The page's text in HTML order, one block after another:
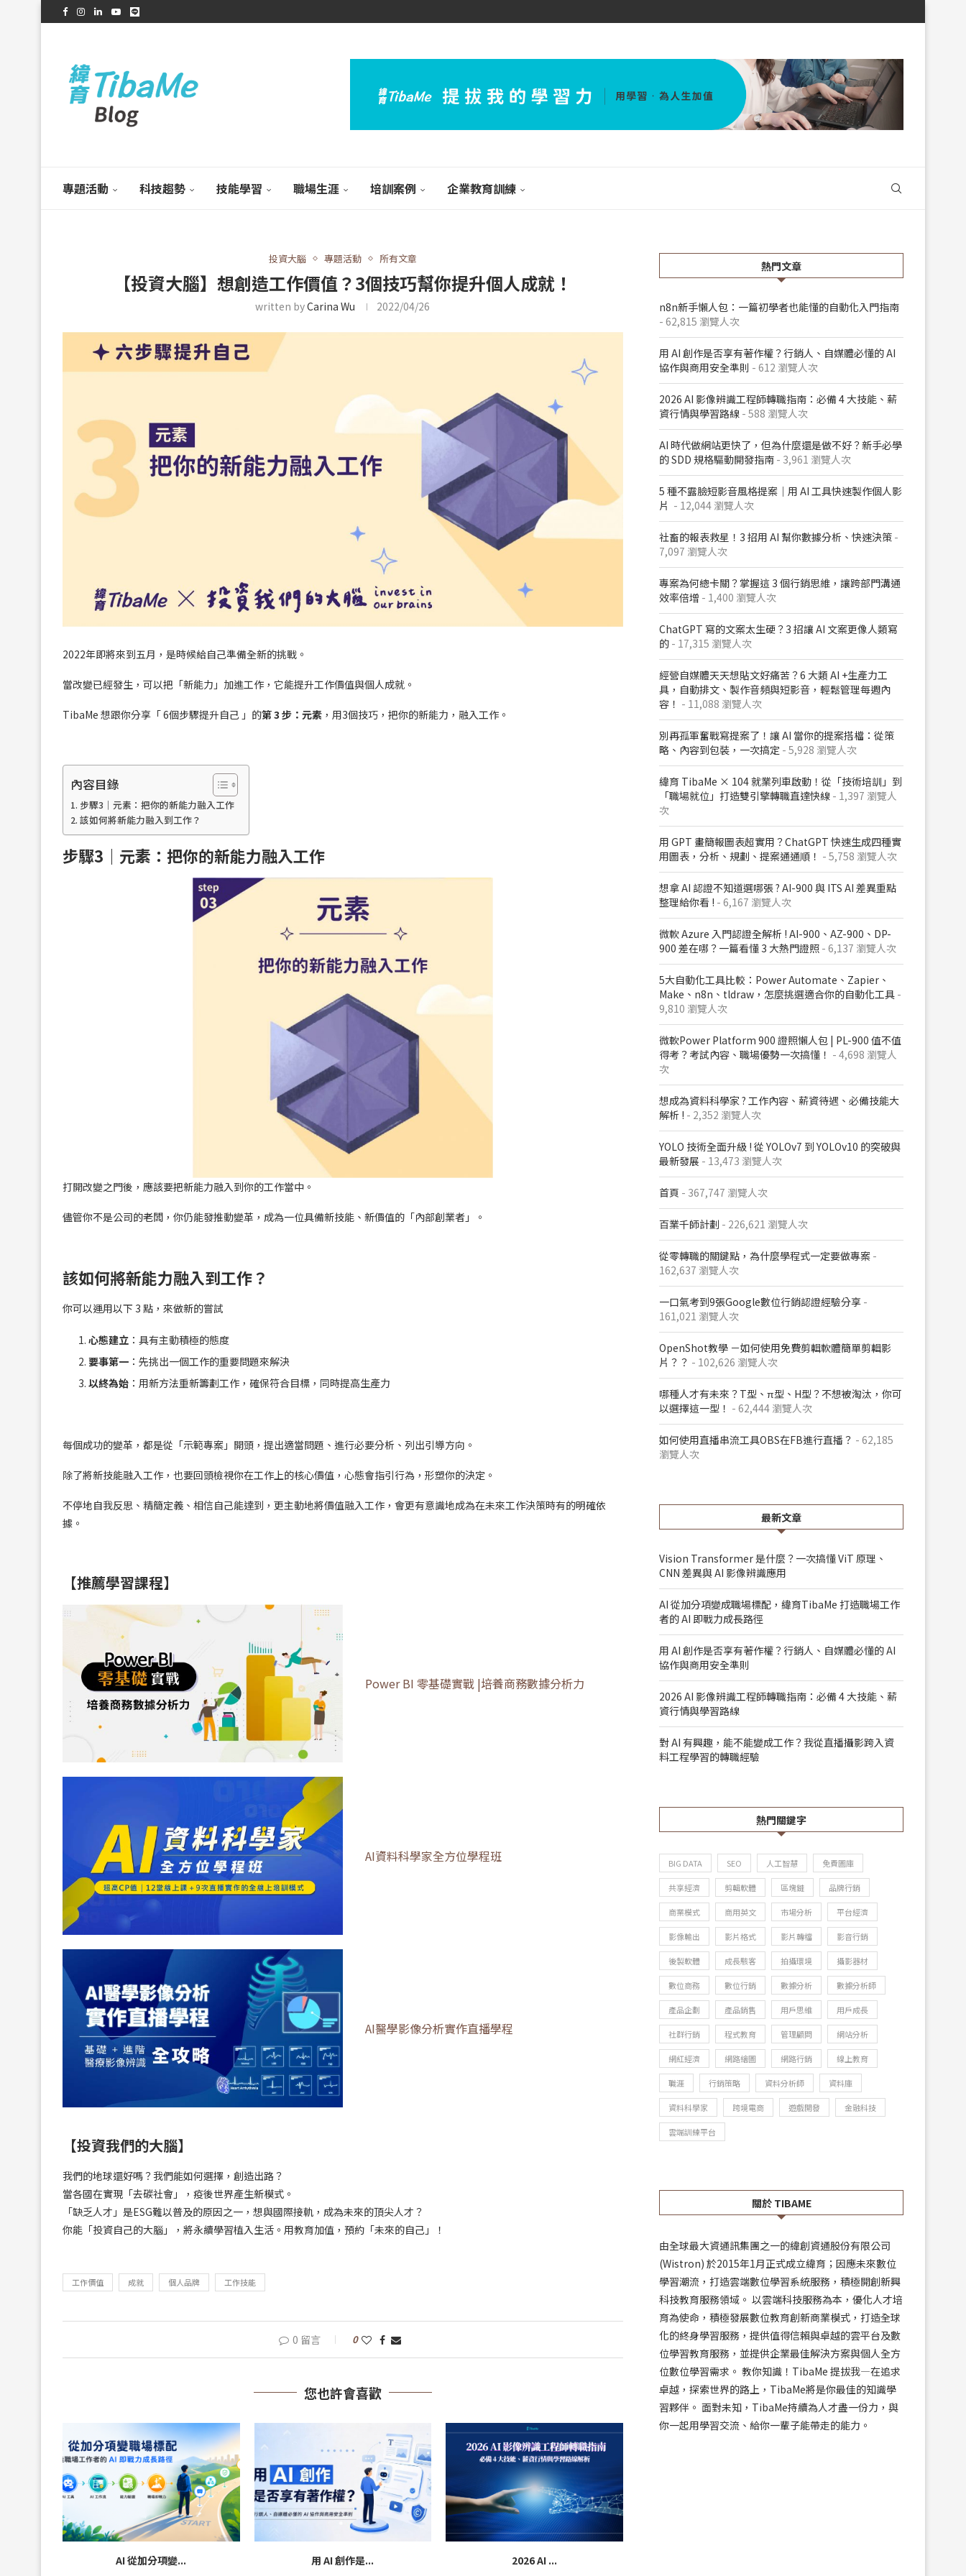
專題活動 科技趨勢 技能學習 職場生涯 培訓案例 企業教育訓練
投資大腦 專題活動 所有文章
【投資大腦】想創造工作價值？3個技巧幫你提升個人成就！
written byCarina Wu 2022/04/26
2022年即將來到五月，是時候給自己準備全新的挑戰。
當改變已經發生，可以把「新能力」加進工作，它能提升工作價值與個人成就。
TibaMe 想跟你分享「 6個步驟提升自己 」的第 3 步：元素 ，用3個技巧，把你的新能力，融入工作。
內容目錄
步驟3｜元素：把你的新能力融入工作
該如何將新能力融入到工作？
步驟3｜元素：把你的新能力融入工作
打開改變之門後，應該要把新能力融入到你的工作當中。
儘管你不是公司的老闆，你仍能發推動變革，成為一位具備新技能、新價值的「內部創業者」。
該如何將新能力融入到工作？
你可以運用以下 3 點，來做新的嘗試
心態建立 ：具有主動積極的態度
要事第一 ：先挑出一個工作的重要問題來解決
以終為始 ：用新方法重新籌劃工作，確保符合目標，同時提高生產力
每個成功的變革，都是從「示範專案」開頭，提出適當問題、進行必要分析、列出引導方向。
除了將新技能融入工作，也要回頭檢視你在工作上的核心價值，心態會指引行為，形塑你的決定。
不停地自我反思、精簡定義、相信自己能達到，更主動地將價值融入工作，會更有意識地成為在未來工作決策時有的明確依
據。
【推薦學習課程】
Power BI 零基礎實戰 |培養商務數據分析力
AI資料科學家全方位學程班
AI醫學影像分析實作直播學程
【投資我們的大腦】
我們的地球還好嗎？我們能如何選擇，創造出路？
當各國在實現「去碳社會」，疫後世界產生新模式。
「缺乏人才」是ESG難以普及的原因之一，想與國際接軌，成為未來的頂尖人才？
你能「投資自己的大腦」，將永續學習植入生活。用教育加值，預約「未來的自己」！
工作價值 成就 個人品牌 工作技能
0 留言 0
您也許會喜歡
AI 從加分項變... 用 AI 創作是... 2026 AI ...
熱門文章
n8n新手懶人包：一篇初學者也能懂的自動化入門指南
- 62,815 瀏覽人次
用 AI 創作是否享有著作權？行銷人、自媒體必懂的 AI
協作與商用安全準則 - 612 瀏覽人次
2026 AI 影像辨識工程師轉職指南：必備 4 大技能、薪
資行情與學習路線 - 588 瀏覽人次
AI 時代做網站更快了，但為什麼還是做不好？新手必學
的 SDD 規格驅動開發指南 - 3,961 瀏覽人次
5 種不露臉短影音風格提案｜用 AI 工具快速製作個人影
片 - 12,044 瀏覽人次
社畜的報表救星！3 招用 AI 幫你數據分析、快速決策 -
7,097 瀏覽人次
專案為何總卡關？掌握這 3 個行銷思維，讓跨部門溝通
效率倍增 - 1,400 瀏覽人次
ChatGPT 寫的文案太生硬？3 招讓 AI 文案更像人類寫
的 - 17,315 瀏覽人次
經營自媒體天天想貼文好痛苦？6 大類 AI +生產力工
具，自動排文、製作音頻與短影音，輕鬆管理每週內
容！ - 11,088 瀏覽人次
別再孤軍奮戰寫提案了！讓 AI 當你的提案搭檔：從策
略、內容到包裝，一次搞定 - 5,928 瀏覽人次
緯育 TibaMe × 104 就業列車啟動！從「技術培訓」到
「職場就位」打造雙引擎轉職直達快線 - 1,397 瀏覽人
次
用 GPT 畫簡報圖表超實用？ChatGPT 快速生成四種實
用圖表，分析、規劃、提案通通順！ - 5,758 瀏覽人次
想拿 AI 認證不知道選哪張 ? AI-900 與 ITS AI 差異重點
整理給你看 ! - 6,167 瀏覽人次
微軟 Azure 入門認證全解析​ ! AI-900、AZ-900、DP-
900 差在哪？​一篇看懂 3 大熱門證照​ - 6,137 瀏覽人次
5大自動化工具比較：Power Automate、Zapier、
Make、n8n、tldraw，怎麼挑選適合你的自動化工具 -
9,810 瀏覽人次
微軟Power Platform 900​ 證照懶人包​ | PL-900 值不值
得考？考試內容、職場優勢一次搞懂​！ - 4,698 瀏覽人
次
想成為資料科學家 ? 工作內容、薪資待遇、必備技能大
解析 ! - 2,352 瀏覽人次
YOLO 技術全面升級 ! 從 YOLOv7 到 YOLOv10 的突破與
最新發展 - 13,473 瀏覽人次
首頁 - 367,747 瀏覽人次
百業千師計劃 - 226,621 瀏覽人次
從零轉職的關鍵點，為什麼學程式一定要做專案 -
162,637 瀏覽人次
一口氣考到9張Google數位行銷認證經驗分享 -
161,021 瀏覽人次
OpenShot教學 －如何使用免費剪輯軟體簡單剪輯影
片？？ - 102,626 瀏覽人次
哪種人才有未來？T型、π型、H型？不想被淘汰，你可
以選擇這一型！ - 62,444 瀏覽人次
如何使用直播串流工具OBS在FB進行直播？ - 62,185
瀏覽人次
最新文章
Vision Transformer 是什麼？一次搞懂 ViT 原理、
CNN 差異與 AI 影像辨識應用
AI 從加分項變成職場標配，緯育TibaMe 打造職場工作
者的 AI 即戰力成長路徑
用 AI 創作是否享有著作權？行銷人、自媒體必懂的 AI
協作與商用安全準則
2026 AI 影像辨識工程師轉職指南：必備 4 大技能、薪
資行情與學習路線
對 AI 有興趣，能不能變成工作？我從直播攝影跨入資
料工程學習的轉職經驗
熱門關鍵字
BIG DATA SEO 人工智慧 免費圖庫
共享經濟 剪輯軟體 區塊鏈 品牌行銷
商業模式 商用英文 市場分析 平台經濟
影像輸出 影片格式 影片轉檔 影音行銷
後製軟體 成長駭客 拍攝環境 攝影器材
數位商務 數位行銷 數據分析 數據分析師
產品企劃 產品銷售 用戶思維 用戶成長
社群行銷 程式教育 管理顧問 網站分析
網紅經濟 網路繪圖 網路行銷 線上教育
職涯 行銷策略 資料分析師 資料庫
資料科學家 跨境電商 遊戲開發 金融科技
雲端訓練平台
關於 TIBAME
由全球最大資通訊集團之一的緯創資通股份有限公司
(Wistron) 於2015年1月正式成立緯育；因應未來數位
學習潮流，打造雲端數位學習系統服務，積極開創新興
科技教育服務領域。 以雲端科技服務為本，優化人才培
育為使命，積極發展數位教育創新商業模式，打造全球
化的終身學習服務，提供值得信賴與卓越的雲平台及數
位學習教育服務，並提供企業最佳解決方案與個人全方
位數位學習需求。 教你知識！TibaMe 提拔我—在追求
卓越，探索世界的路上，TibaMe將是你最佳的知識學
習夥伴。 面對未知，TibaMe持續為人才盡一份力，與
你一起用學習交流、給你一輩子能帶走的能力。